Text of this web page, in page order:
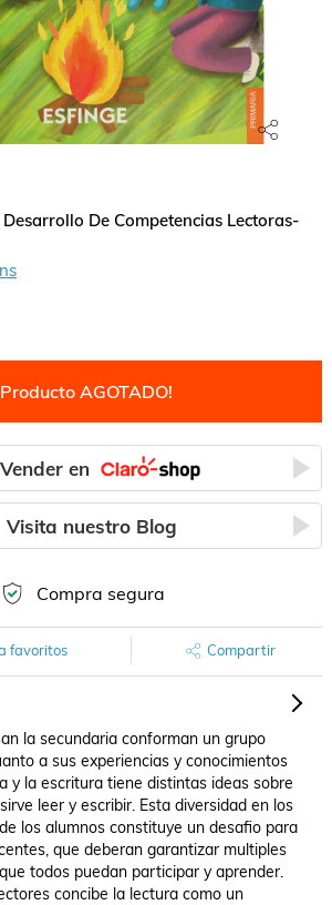
De Competencias Lectoras-
AGOTADO!
Vender en
Visita nuestro Blog
Compra segura
favoritos Compartir
la secundaria conforman un grupo
a sus experiencias y conocimientos
y la escritura tiene distintas ideas sobre
leer y escribir. Esta diversidad en los
los alumnos constituye un desafio para
que deberan garantizar multiples
todos puedan participar y aprender.
concibe la lectura como un